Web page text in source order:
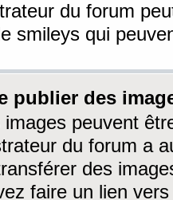
du forum
smileys qui
publier des
images peuvent
du forum a
des
faire un lien